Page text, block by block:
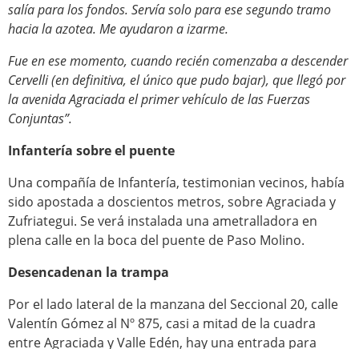
salía para los fondos. Servía solo para ese segundo tramo
hacia la azotea. Me ayudaron a izarme.
Fue en ese momento, cuando recién comenzaba a descender
Cervelli (en definitiva, el único que pudo bajar), que llegó por
la avenida Agraciada el primer vehículo de las Fuerzas
Conjuntas”.
Infantería sobre el puente
Una compañía de Infantería, testimonian vecinos, había
sido apostada a doscientos metros, sobre Agraciada y
Zufriategui. Se verá instalada una ametralladora en
plena calle en la boca del puente de Paso Molino.
Desencadenan la trampa
Por el lado lateral de la manzana del Seccional 20, calle
Valentín Gómez al Nº 875, casi a mitad de la cuadra
entre Agraciada y Valle Edén, hay una entrada para